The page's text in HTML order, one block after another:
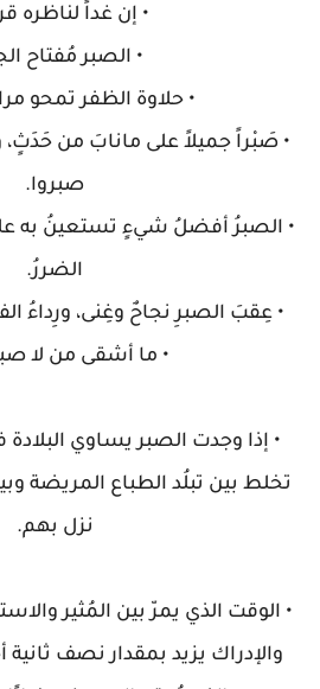
• إن غداً لناظره
• الصبر مُفتاح
• حلاوة الظفر تمحو
• صَبْراً جميلاً على مانابَ من حَدَثٍ،
صبروا.
• الصبرُ أفضلُ شيءٍ تستعينُ به
الضررُ.
• عِقبَ الصبرِ نجاحٌ وغِنى، ورِداءُ
• ما أشقى من لا
• إذا وجدت الصبر يساوي
تخلط بين تبلُد الطباع المريضة
نزل بهم.
• الوقت الذي يمرّ بين المُثير
والإدراك يزيد بمقدار نصف